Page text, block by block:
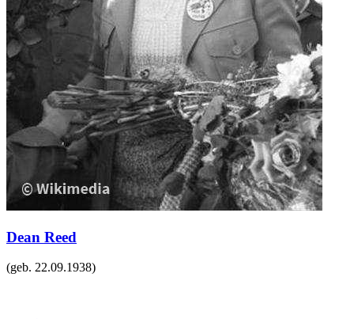
Dean Reed
(geb. 22.09.1938)